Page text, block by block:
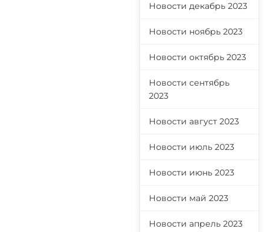
Новости декабрь 2023
Новости ноябрь 2023
Новости октябрь 2023
Новости сентябрь
2023
Новости август 2023
Новости июль 2023
Новости июнь 2023
Новости май 2023
Новости апрель 2023